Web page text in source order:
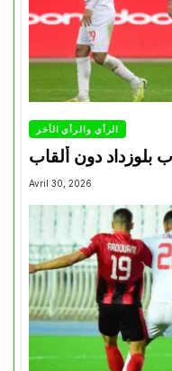
الرأي والرأي الأخر
بلوزداد دون ألقاب
Avril 30, 2026